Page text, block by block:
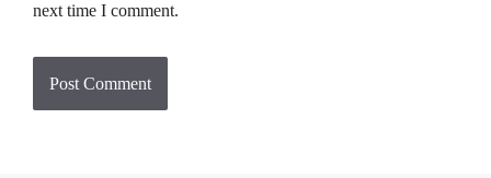
next time I comment.